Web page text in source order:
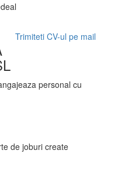
Trimiteti CV-ul pe mail
personal cu
de joburi create